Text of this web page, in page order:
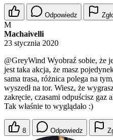
Odpowiedz
M
Machaivelli
23 stycznia 2020
@GreyWind Wyobraź sobie, że
jest taka akcja, że masz
sama trasa, różnica polega na
wyszedł na tor. Wiesz, że
zakręcie, czasami odpuścisz gaz
Tak właśnie to wyglądało :)
8 Odpowiedz